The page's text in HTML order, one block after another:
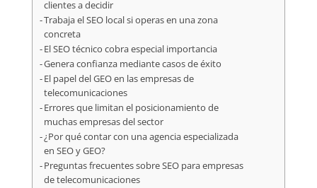
clientes a decidir
Trabaja el SEO local si operas en una zona
concreta
El SEO técnico cobra especial importancia
Genera confianza mediante casos de éxito
El papel del GEO en las empresas de
telecomunicaciones
Errores que limitan el posicionamiento de
muchas empresas del sector
¿Por qué contar con una agencia especializada
en SEO y GEO?
Preguntas frecuentes sobre SEO para empresas
de telecomunicaciones